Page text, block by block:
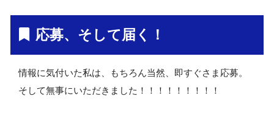
応募、そして届く！
情報に気付いた私は、もちろん当然、即すぐさま応募。
そして無事にいただきました！！！！！！！！！